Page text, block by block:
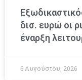
δισ. ευρώ οι
έναρξη
6 Αυγούστου, 2026